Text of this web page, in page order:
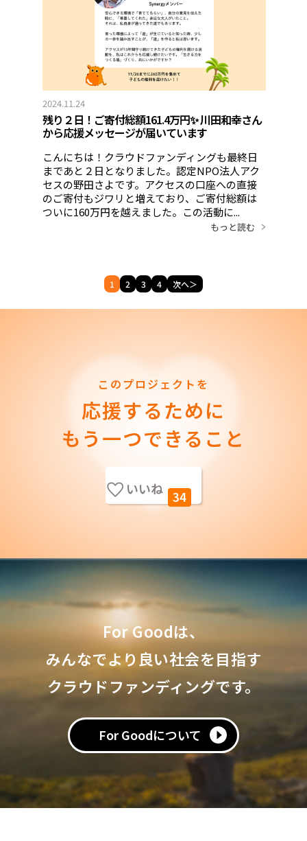
2024.11.24
残り２日！ご寄付総額161.4万円✨ 川田和幸さん
から応援メッセージが届いています
こんにちは！クラウドファンディングも最終日
まであと２日となりました。認定NPO法人アク
セスの野田さよです。アクセスの口座への直接
のご寄付もジワリと増えており、ご寄付総額は
ついに160万円を越えました。この活動に...
もっと読む
1 2 3 4 次へ＞
このプロジェクトを
応援するために
もう一つできること
いいね 34
For Goodは、
みんなでより良い社会を目指す
クラウドファンディングです。
For Goodについて